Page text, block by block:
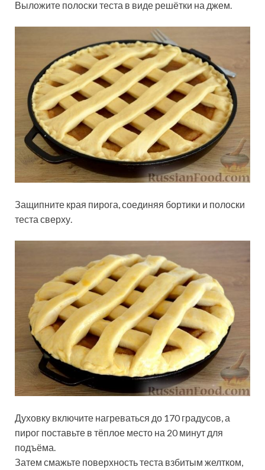
Выложите полоски теста в виде решётки на джем.
Защипните края пирога, соединяя бортики и полоски
теста сверху.
Духовку включите нагреваться до 170 градусов, а
пирог поставьте в тёплое место на 20 минут для
подъёма.
Затем смажьте поверхность теста взбитым желтком,